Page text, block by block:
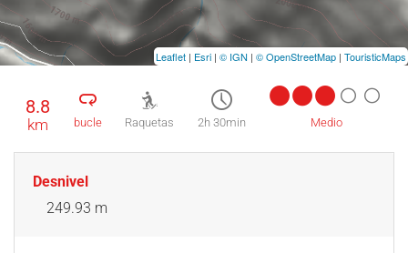
8.8
km bucle Raquetas 2h 30min Medio
Desnivel
249.93 m
Leaflet | Esri | © IGN | © OpenStreetMap | TouristicMaps